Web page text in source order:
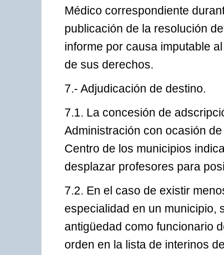
Médico correspondiente
publicación de la resolución
informe por causa imputable
de sus derechos.
7.- Adjudicación de destino.
7.1. La concesión de
Administración con ocasión
Centro de los municipios
desplazar profesores para
7.2. En el caso de existir
especialidad en un municipio,
antigüedad como funcionario
orden en la lista de interinos